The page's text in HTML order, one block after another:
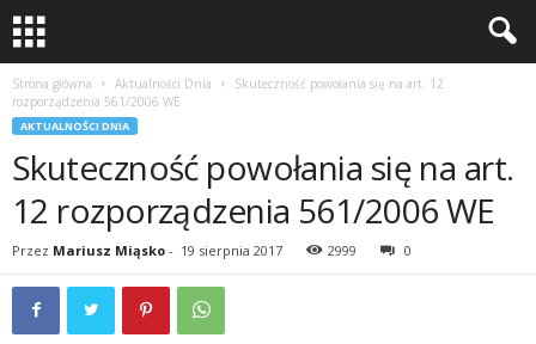
Strona główna Aktualności Dnia
Skuteczność powołania się na art. 12
rozporządzenia 561/2006 WE
AKTUALNOŚCI DNIA
Skuteczność powołania się na art.
12 rozporządzenia 561/2006 WE
Przez Mariusz Miąsko - 19 sierpnia 2017 2999 0